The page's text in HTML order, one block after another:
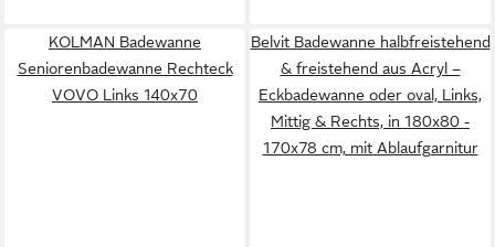
KOLMAN Badewanne
Seniorenbadewanne Rechteck
VOVO Links 140x70
Belvit Badewanne halbfreistehend
& freistehend aus Acryl –
Eckbadewanne oder oval, Links,
Mittig & Rechts, in 180x80 -
170x78 cm, mit Ablaufgarnitur